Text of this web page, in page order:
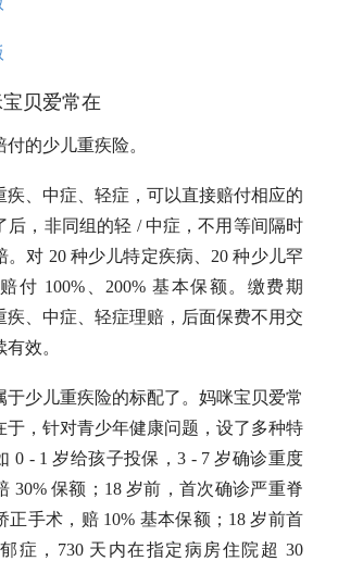
贝爱常在
的少儿重疾险。
疾、中症、轻症，可以直接赔付相应的
后，非同组的轻 / 中症，不用等间隔时
。对 20 种少儿特定疾病、20 种少儿罕
付 100%、200% 基本保额。缴费期
疾、中症、轻症理赔，后面保费不用交
效。
于少儿重疾险的标配了。妈咪宝贝爱常
于，针对青少年健康问题，设了多种特
0 - 1 岁给孩子投保，3 - 7 岁确诊重度
30% 保额；18 岁前，首次确诊严重脊
正手术，赔 10% 基本保额；18 岁前首
症，730 天内在指定病房住院超 30